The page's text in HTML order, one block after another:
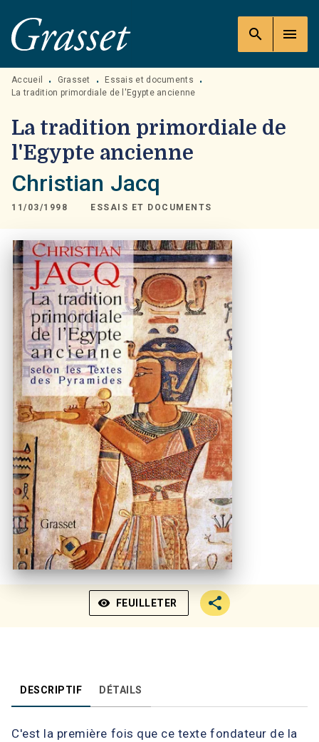
MENU RECHERCHE
PIED DE PAGE
search menu
Accueil • Grasset • Essais et documents
•
La tradition primordiale de l'Egypte ancienne
La tradition primordiale de
l'Egypte ancienne
Christian Jacq
11/03/1998 ESSAIS ET DOCUMENTS
visibility FEUILLETER
DESCRIPTIF DÉTAILS
C'est la première fois que ce texte fondateur de la